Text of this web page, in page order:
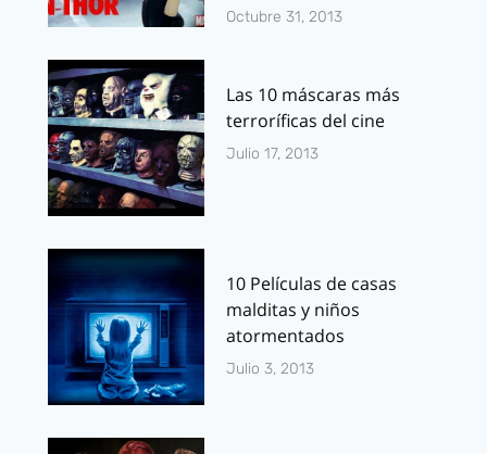
Octubre 31, 2013
Las 10 máscaras más
terroríficas del cine
Julio 17, 2013
10 Películas de casas
malditas y niños
atormentados
Julio 3, 2013